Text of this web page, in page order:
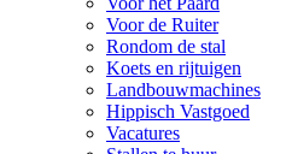
Voor de Ruiter
Rondom de stal
Koets en rijtuigen
Landbouwmachines
Hippisch Vastgoed
Vacatures